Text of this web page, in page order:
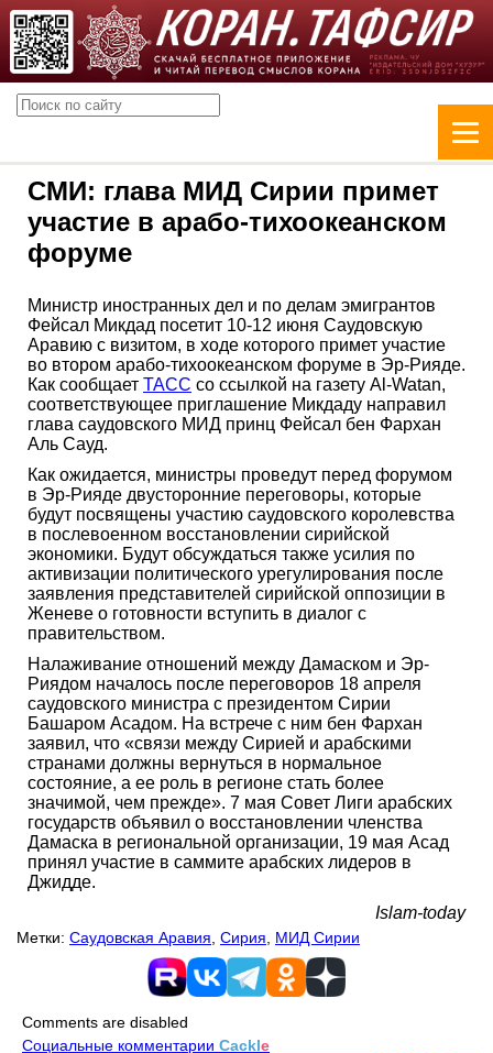
СМИ: глава МИД Сирии примет
участие в арабо-тихоокеанском
форуме
Министр иностранных дел и по делам эмигрантов
Фейсал Микдад посетит 10-12 июня Саудовскую
Аравию с визитом, в ходе которого примет участие
во втором арабо-тихоокеанском форуме в Эр-Рияде.
Как сообщает ТАСС со ссылкой на газету Al-Watan,
соответствующее приглашение Микдаду направил
глава саудовского МИД принц Фейсал бен Фархан
Аль Сауд.
Как ожидается, министры проведут перед форумом
в Эр-Рияде двусторонние переговоры, которые
будут посвящены участию саудовского королевства
в послевоенном восстановлении сирийской
экономики. Будут обсуждаться также усилия по
активизации политического урегулирования после
заявления представителей сирийской оппозиции в
Женеве о готовности вступить в диалог с
правительством.
Налаживание отношений между Дамаском и Эр-
Риядом началось после переговоров 18 апреля
саудовского министра с президентом Сирии
Башаром Асадом. На встрече с ним бен Фархан
заявил, что «связи между Сирией и арабскими
странами должны вернуться в нормальное
состояние, а ее роль в регионе стать более
значимой, чем прежде». 7 мая Совет Лиги арабских
государств объявил о восстановлении членства
Дамаска в региональной организации, 19 мая Асад
принял участие в саммите арабских лидеров в
Джидде.
Islam-today
Метки: Саудовская Аравия Сирия МИД Сирии
Comments are disabled
Социальные комментарии Cackle